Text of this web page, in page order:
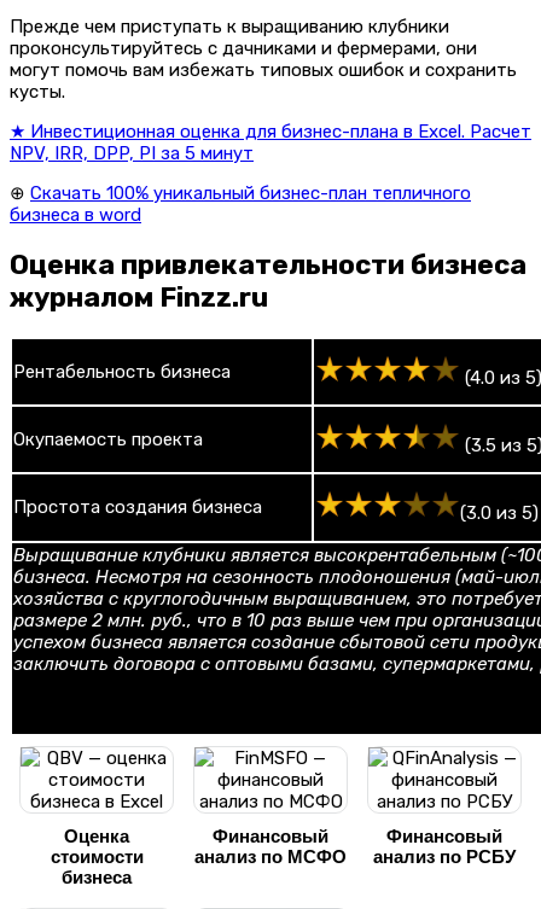
Прежде чем приступать к выращиванию клубники
проконсультируйтесь с дачниками и фермерами, они
могут помочь вам избежать типовых ошибок и сохранить
кусты.
★ Инвестиционная оценка для бизнес-плана в Excel. Расчет
NPV, IRR, DPP, PI за 5 минут
⊕ Скачать 100% уникальный бизнес-план тепличного
бизнеса в word
Оценка привлекательности бизнеса
журналом Finzz.ru
Рентабельность бизнеса (4.0 из 5)
Окупаемость проекта (3.5 из
Простота создания бизнеса
(3.0 из 5)
Выращивание клубники является высокрентабельным
бизнеса. Несмотря на сезонность плодоношения (май-
хозяйства с круглогодичным выращиванием, это
размере 2 млн. руб., что в 10 раз выше чем при
успехом бизнеса является создание сбытовой сети
заключить договора с оптовыми базами,
Оценка
стоимости
бизнеса
Финансовый
анализ по МСФО
Финансовый
анализ по РСБУ